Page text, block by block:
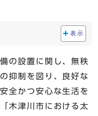
表示
の設置に関し、無秩
抑制を図り、良好な
全かつ安心な生活を
木津川市における太